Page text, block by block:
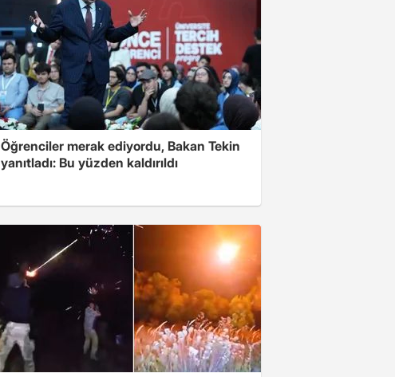
Öğrenciler merak ediyordu, Bakan Tekin
yanıtladı: Bu yüzden kaldırıldı